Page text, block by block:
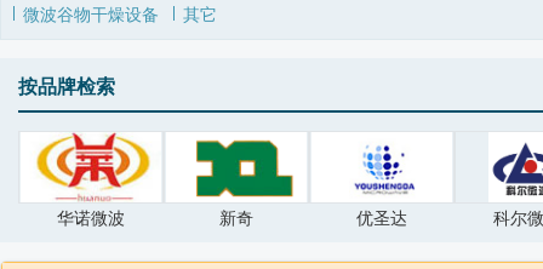
微波谷物干燥设备
其它
按品牌检索
华诺微波 新奇 优圣达 科尔